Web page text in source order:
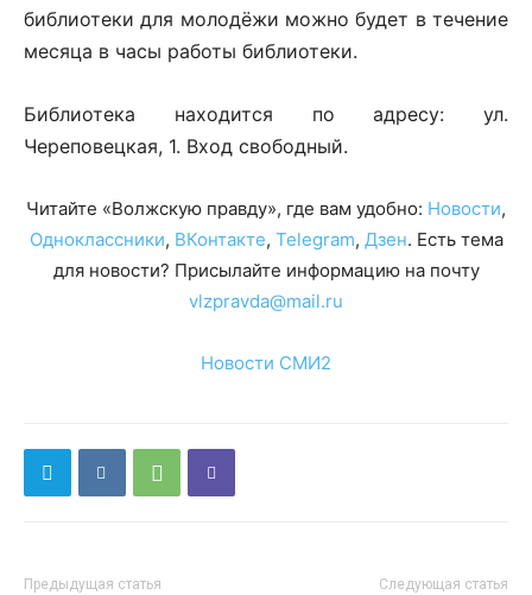
библиотеки для молодёжи можно будет в течение
месяца в часы работы библиотеки.
Библиотека находится по адресу: ул.
Череповецкая, 1. Вход свободный.
Читайте «Волжскую правду», где вам удобно: Новости,
Одноклассники, ВКонтакте, Telegram, Дзен. Есть тема
для новости? Присылайте информацию на почту
vlzpravda@mail.ru
Новости СМИ2
Предыдущая статья Следующая статья